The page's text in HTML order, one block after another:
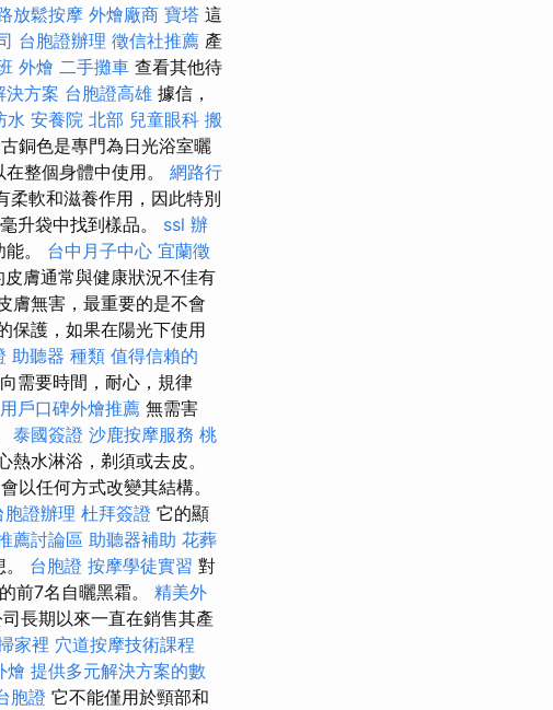
放鬆按摩 外燴廠商 寶塔 這
台胞證辦理 徵信社推薦 產
外燴 二手攤車 查看其他待
決方案 台胞證高雄 據信，
水 安養院 北部 兒童眼科 搬
銅色是專門為日光浴室曬
整個身體中使用。 網路行
柔軟和滋養作用，因此特別
升袋中找到樣品。 ssl 辦
。 台中月子中心 宜蘭徵
皮膚通常與健康狀況不佳有
膚無害，最重要的是不會
保護，如果在陽光下使用
助聽器 種類 值得信賴的
需要時間，耐心，規律
用戶口碑外燴推薦 無需害
泰國簽證 沙鹿按摩服務 桃
水淋浴，剃須或去皮。
以任何方式改變其結構。
胞證辦理 杜拜簽證 它的顯
薦討論區 助聽器補助 花葬
台胞證 按摩學徒實習 對
前7名自曬黑霜。 精美外
長期以來一直在銷售其產
家裡 穴道按摩技術課程
燴 提供多元解決方案的數
胞證 它不能僅用於頸部和